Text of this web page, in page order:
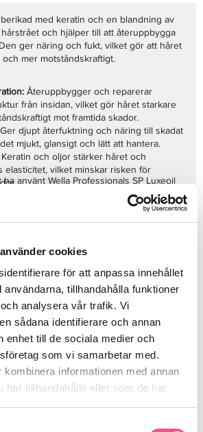
cookies
för att anpassa innehållet
användarna, tillhandahålla funktioner
analysera vår trafik. Vi
sådana identifierare och annan
enhet till de sociala medier och
som vi samarbetar med.
informationen med annan
har tillhandahållit eller som de har
med keratin och en blandning av
och hjälper till att återuppbygga
ger näring och fukt, vilket gör att håret
mer motståndskraftigt.
Återuppbygger och reparerar
från insidan, vilket gör håret starkare
mot framtida skador.
Ger djupt återfuktning och näring till skadat
mjukt, glansigt och lätt att hantera.
Keratin och oljor stärker håret och
elasticitet, vilket minskar risken för
Hjälper till att skydda
skador och miljöpåverkan, vilket ger
vitalt utseende.
att tynga ner det.
använt Wella Professionals SP Luxeoil
en generös mängd mask på fuktigt
i längderna. Låt verka i 5–10 minuter och
resultat, använd regelbundet som en
och försvagat hår som behöver